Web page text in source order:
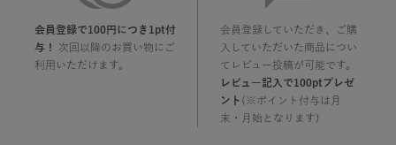
会員登録で100円につき1pt付
与！
次回以降のお買い物にご
利用いただけます。
会員登録していただき、ご購
入していただいた商品につい
てレビュー投稿が可能です。
レビュー記入で100ptプレゼ
ント (※ポイント付与は月
末・月始となります)